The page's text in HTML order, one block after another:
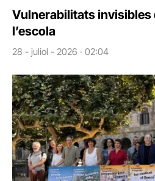
Vulnerabilitats invisibles
l’escola
28 - juliol - 2026 · 02:04